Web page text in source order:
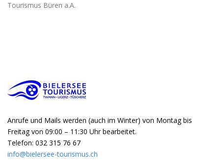
Tourismus Büren a.A.
Anrufe und Mails werden (auch im Winter) von Montag bis
Freitag von 09:00 – 11:30 Uhr bearbeitet.
Telefon: 032 315 76 67
info@bielersee-tourismus.ch